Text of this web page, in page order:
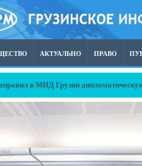
АКТУАЛЬНО ПРАВО
в МИД Грузии